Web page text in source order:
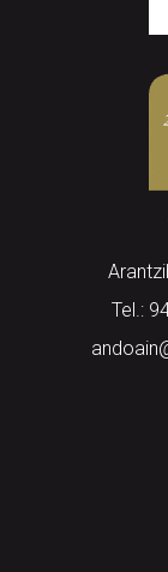
Tel.: